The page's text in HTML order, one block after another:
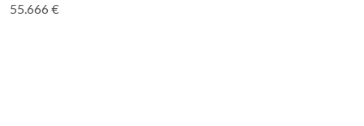
55.666 €